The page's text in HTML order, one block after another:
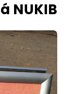
NUKIB